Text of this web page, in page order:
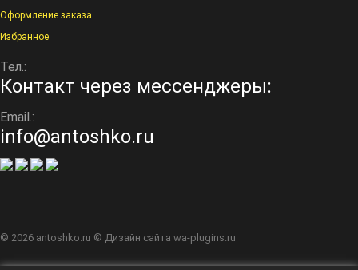
Оформление заказа
Избранное
Тел.:
Контакт через мессенджеры:
Email.:
info@antoshko.ru
© 2026 antoshko.ru © Дизайн сайта wa-plugins.ru